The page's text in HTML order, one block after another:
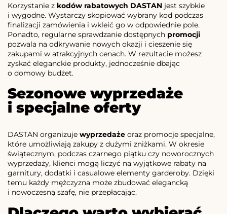
Korzystanie z kodów rabatowych DASTAN jest szybkie
i wygodne. Wystarczy skopiować wybrany kod podczas
finalizacji zamówienia i wkleić go w odpowiednie pole.
Ponadto, regularne sprawdzanie dostępnych promocji
pozwala na odkrywanie nowych okazji i cieszenie się
zakupami w atrakcyjnych cenach. W rezultacie możesz
zyskać eleganckie produkty, jednocześnie dbając
o domowy budżet.
Sezonowe wyprzedaże
i specjalne oferty
DASTAN organizuje wyprzedaże oraz promocje specjalne,
które umożliwiają zakupy z dużymi zniżkami. W okresie
świątecznym, podczas czarnego piątku czy noworocznych
wyprzedaży, klienci mogą liczyć na wyjątkowe rabaty na
garnitury, dodatki i casualowe elementy garderoby. Dzięki
temu każdy mężczyzna może zbudować elegancką
i nowoczesną szafę, nie przepłacając.